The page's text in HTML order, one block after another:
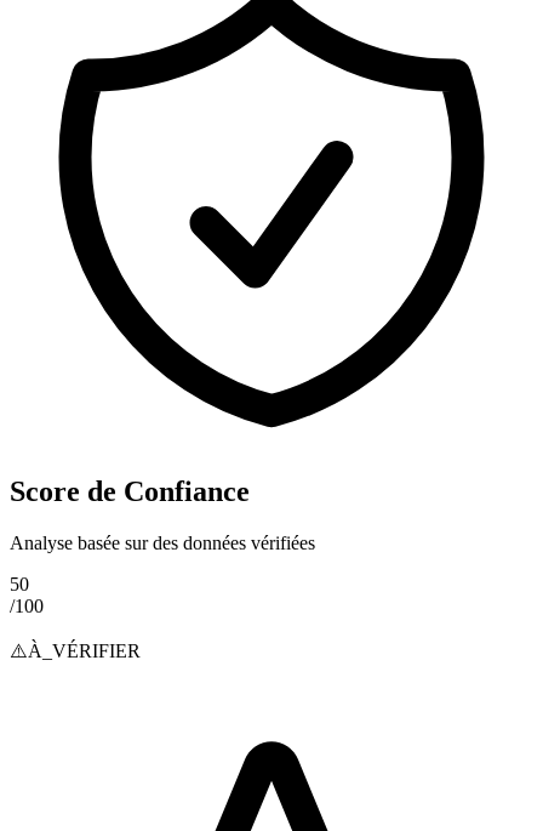
Score de Confiance
Analyse basée sur des données vérifiées
50
/100
⚠️À_VÉRIFIER